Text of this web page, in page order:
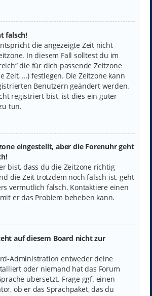
falsch!
die angezeigte Zeit nicht
In diesem Fall solltest du im
die für dich passende Zeitzone
Zeit, ...) festlegen. Die Zeitzone kann
Benutzern geändert werden.
registriert bist, ist dies ein guter
tun.
eingestellt, aber die Forenuhr geht
bist, dass du die Zeitzone richtig
die Zeit trotzdem noch falsch ist, geht
vermutlich falsch. Kontaktiere einen
er das Problem beheben kann.
auf diesem Board nicht zur
Administration entweder deine
oder niemand hat das Forum
übersetzt. Frage ggf. einen
ob er das Sprachpaket, das du